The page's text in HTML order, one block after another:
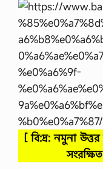
[ বি:দ্র: নমুনা উত্তর
সংরক্ষিত